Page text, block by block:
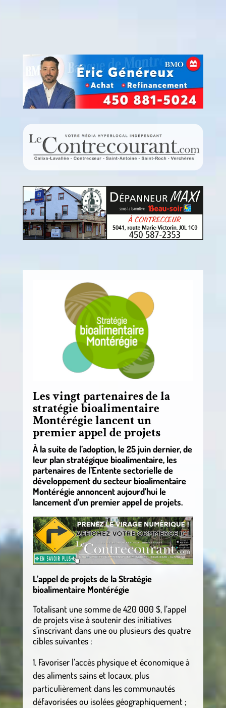
Les vingt partenaires de la
stratégie bioalimentaire
Montérégie lancent un
premier appel de projets
À la suite de l’adoption, le 25 juin dernier, de
leur plan stratégique bioalimentaire, les
partenaires de l’Entente sectorielle de
développement du secteur bioalimentaire
Montérégie annoncent aujourd’hui le
lancement d’un premier appel de projets.
L’appel de projets de la Stratégie
bioalimentaire Montérégie
Totalisant une somme de 420 000 $, l’appel
de projets vise à soutenir des initiatives
s’inscrivant dans une ou plusieurs des quatre
cibles suivantes :
Favoriser l’accès physique et économique à
des aliments sains et locaux, plus
particulièrement dans les communautés
défavorisées ou isolées géographiquement ;